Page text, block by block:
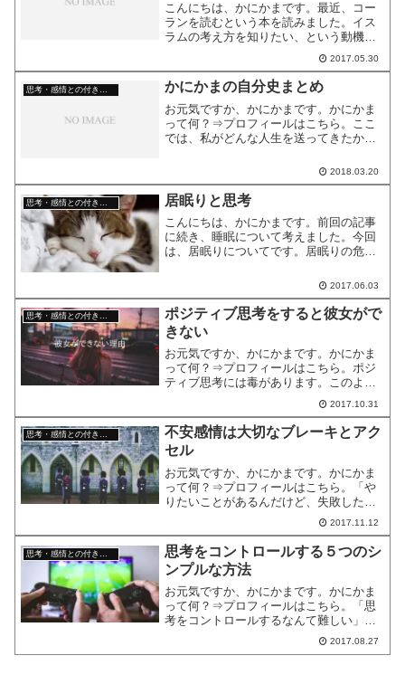
こんにちは、かにかまです。最近、コー
ランを読むという本を読みました。イス
ラムの考え方を知りたい、という動機で
す。世間では危ないイメージがあるイス
ラムですが、本当のとこはどうなの？と
気になったからです。その中で印象に残
った部分から、思考をコン...
2017.05.30
かにかまの自分史まとめ
お元気ですか、かにかまです。かにかま
って何？⇒プロフィールはこちら。ここ
では、私がどんな人生を送ってきたかを
る予定です。家庭内宗教戦争勃発 その
時何が起こったか家庭にこんな問題があ
りました。無性に家族が憎...
2018.03.20
居眠りと思考
こんにちは、かにかまです。前回の記事
に続き、睡眠について考えました。今回
は、居眠りについてです。居眠りの危険
中に居眠りなどすると大変危険ですよ
ね。事故を起こしてから後悔したくない
ので、私もコンビニで休憩す...
2017.06.03
思考・感情との付き合い方
ポジティブ思考をすると彼女がで
きない
お元気ですか、かにかまです。かにかま
って何？⇒プロフィールはこちら。ポジ
ティブ思考には毒があります。このよう
にきいて、「そんなわけ、ねーだろ！」
と思いますか？たしかに、自己啓発のは
じまりとされているニュー・ソートの牧
師、ジョセフ・マーフィー...
2017.10.31
思考・感情との付き合い方
不安感情は大切なブレーキとアク
セル
お元気ですか、かにかまです。かにかま
って何？⇒プロフィールはこちら。「や
りたいことがあるんだけど、失敗したら
どうしよう」という不安な気持ちのため
にチャレンジできない、ということがあ
りませんか。今日は「広島ライフラボ」
というイベントに参加する...
2017.11.12
思考をコントロールする５つのシ
ンプルな方法
お元気ですか、かにかまです。かにかま
って何？⇒プロフィールはこちら。「思
考をコントロールするなんて難しい」
「考えても仕方がないことをついつい考
えてしまう」「考えがまとまらない」そ
2017.08.27